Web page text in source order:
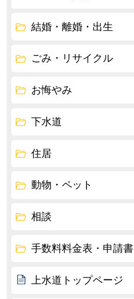
結婚・離婚・出生
ごみ・リサイクル
お悔やみ
下水道
住居
動物・ペット
相談
手数料料金表・申請書
上水道トップページ